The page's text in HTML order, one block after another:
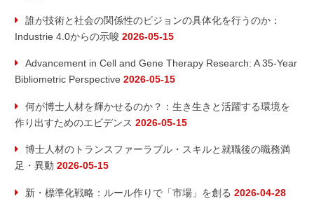
誰が技術と社会の関係性のビジョンの具体化を行うのか：
Industrie 4.0からの示唆 2026-05-15
Advancement in Cell and Gene Therapy Research: A 35-Year
Bibliometric Perspective 2026-05-15
何が博士人材を輝かせるのか？：生き生きと活躍する環境を
作り出すためのエビデンス 2026-05-15
博士人材のトランスファーラブル・スキルと就職後の職務満
足・異動 2026-05-15
新・標準化戦略：ルール作りで「市場」を創る 2026-04-28